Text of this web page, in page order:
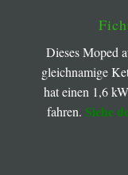
Dieses Moped
gleichnamige
hat einen 1,6
fahren.Siehe